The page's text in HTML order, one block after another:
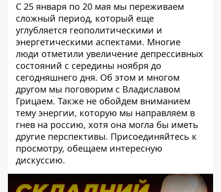
С 25 января по 20 мая мы переживаем
сложный период, который еще
углубляется геополитическими и
энергетическими аспектами. Многие
люди отметили увеличение депрессивных
состояний с середины ноября до
сегодняшнего дня. Об этом и многом
другом мы поговорим с Владиславом
Грицаем. Также не обойдем вниманием
тему энергии, которую мы направляем в
гнев на россию, хотя она могла бы иметь
другие перспективы. Присоединяйтесь к
просмотру, обещаем интересную
дискуссию.